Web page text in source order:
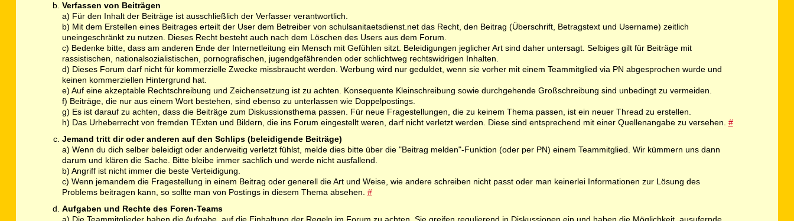
Verfassen von Beiträgen
a) Für den Inhalt der Beiträge ist ausschließlich der Verfasser verantwortlich.
b) Mit dem Erstellen eines Beitrages erteilt der User dem Betreiber von schulsanitaetsdienst.net das Recht, den Beitrag (Überschrift, Betragstext und Username) zeitlich
uneingeschränkt zu nutzen. Dieses Recht besteht auch nach dem Löschen des Users aus dem Forum.
c) Bedenke bitte, dass am anderen Ende der Internetleitung ein Mensch mit Gefühlen sitzt. Beleidigungen jeglicher Art sind daher untersagt. Selbiges gilt für Beiträge mit
rassistischen, nationalsozialistischen, pornografischen, jugendgefährenden oder schlichtweg rechtswidrigen Inhalten.
d) Dieses Forum darf nicht für kommerzielle Zwecke missbraucht werden. Werbung wird nur geduldet, wenn sie vorher mit einem Teammitglied via PN abgesprochen wurde und
keinen kommerziellen Hintergrund hat.
e) Auf eine akzeptable Rechtschreibung und Zeichensetzung ist zu achten. Konsequente Kleinschreibung sowie durchgehende Großschreibung sind unbedingt zu vermeiden.
f) Beiträge, die nur aus einem Wort bestehen, sind ebenso zu unterlassen wie Doppelpostings.
g) Es ist darauf zu achten, dass die Beiträge zum Diskussionsthema passen. Für neue Fragestellungen, die zu keinem Thema passen, ist ein neuer Thread zu erstellen.
h) Das Urheberrecht von fremden TExten und Bildern, die ins Forum eingestellt weren, darf nicht verletzt werden. Diese sind entsprechend mit einer Quellenangabe zu versehen. #
Jemand tritt dir oder anderen auf den Schlips (beleidigende Beiträge)
a) Wenn du dich selber beleidigt oder anderweitig verletzt fühlst, melde dies bitte über die "Beitrag melden"-Funktion (oder per PN) einem Teammitglied. Wir kümmern uns dann
darum und klären die Sache. Bitte bleibe immer sachlich und werde nicht ausfallend.
b) Angriff ist nicht immer die beste Verteidigung.
c) Wenn jemandem die Fragestellung in einem Beitrag oder generell die Art und Weise, wie andere schreiben nicht passt oder man keinerlei Informationen zur Lösung des
Problems beitragen kann, so sollte man von Postings in diesem Thema absehen. #
Aufgaben und Rechte des Foren-Teams